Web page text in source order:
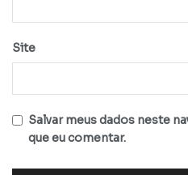
Site
Salvar meus dados neste
que eu comentar.